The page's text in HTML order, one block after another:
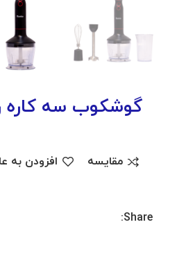
گوشکوب سه کاره
مقایسه افزودن به
Share: